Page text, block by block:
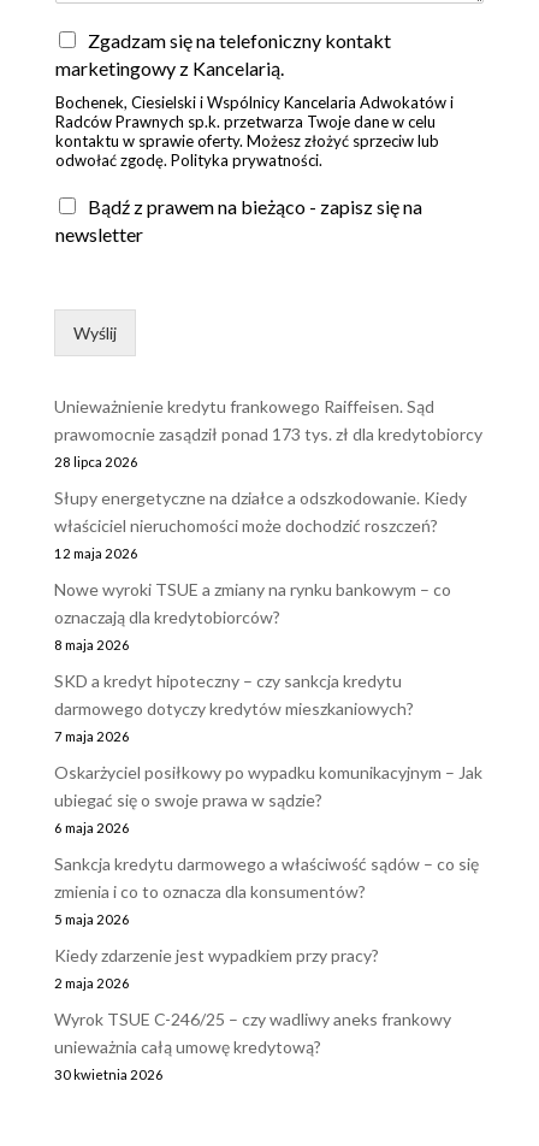
Z
g
d
a
*
Zgadzam się na telefoniczny kontakt
marketingowy z Kancelarią.
Bochenek, Ciesielski i Wspólnicy Kancelaria Adwokatów i
Radców Prawnych sp.k. przetwarza Twoje dane w celu
kontaktu w sprawie oferty. Możesz złożyć sprzeciw lub
odwołać zgodę. Polityka prywatności.
Bądź z prawem na bieżąco - zapisz się na
newsletter
Wyślij
Unieważnienie kredytu frankowego Raiffeisen. Sąd
prawomocnie zasądził ponad 173 tys. zł dla kredytobiorcy
28 lipca 2026
Słupy energetyczne na działce a odszkodowanie. Kiedy
właściciel nieruchomości może dochodzić roszczeń?
12 maja 2026
Nowe wyroki TSUE a zmiany na rynku bankowym – co
oznaczają dla kredytobiorców?
8 maja 2026
SKD a kredyt hipoteczny – czy sankcja kredytu
darmowego dotyczy kredytów mieszkaniowych?
7 maja 2026
Oskarżyciel posiłkowy po wypadku komunikacyjnym – Jak
ubiegać się o swoje prawa w sądzie?
6 maja 2026
Sankcja kredytu darmowego a właściwość sądów – co się
zmienia i co to oznacza dla konsumentów?
5 maja 2026
Kiedy zdarzenie jest wypadkiem przy pracy?
2 maja 2026
Wyrok TSUE C-246/25 – czy wadliwy aneks frankowy
unieważnia całą umowę kredytową?
30 kwietnia 2026